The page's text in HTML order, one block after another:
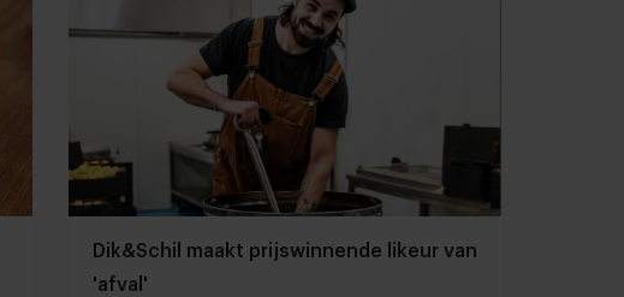
Dik&Schil maakt prijswinnende likeur van
'afval'